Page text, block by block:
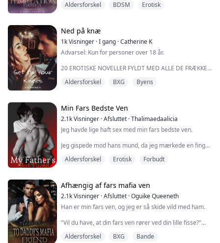
ROMANCEHISTORIER I ÉN.
Attenårige Marilyn Muriel bliver chokeret en smuk
sommerdag, da hendes mor præsenterer en slående,
flot ung mand som sin nye mand. En øjeblikkelig og
Aldersforskel BDSM Erotisk
Ned på knæ
1kVisninger ·I gang ·Catherine K
Advarsel: Kun for personer over 18 år.
20 EROTISKE NOVELLER FYLDT MED ALLE DE FRÆKKE,
STJÅLET BRUD BOKSSÆT, DU HAR LÆNGTES EFTER!!
Denne bog indeholder eksplicit og modent indhold.
Hvis du ikke er fyldt 18 år, er denne bog ikke for dig.
Jeg har advaret dig.
Aldersforskel BXG Byens
Min Fars Bedste Ven
2.1kVisninger ·Afsluttet ·Thalimaedaalicia
Jeg havde lige haft sex med min fars bedste ven.
Jeg gispede mod hans mund, da jeg mærkede en finger
Det er helt sikkert synet af paradis.
Så sexet.
"For fanden," mumler han, mens han tager fat i mig
hårdt.
Aldersforskel Erotisk Forbudt
Afhængig af fars mafia ven
2.1kVisninger ·Afsluttet ·Oguike Queeneth
Han er min fars ven, og jeg er så skide vild med ham.
"Vil du have, at din fars ven rører ved din lille fisse?"
nikkede.
Aldersforskel BXG Bande